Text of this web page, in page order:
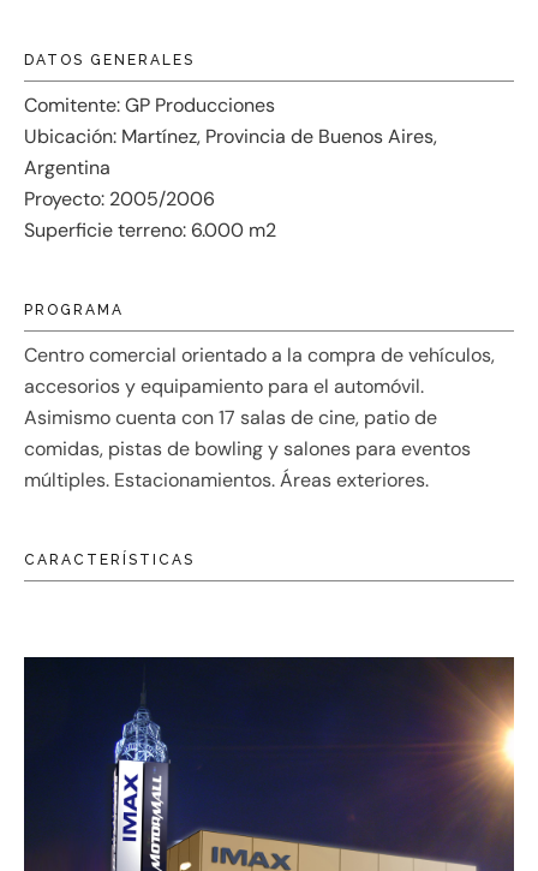
DATOS GENERALES
Comitente: GP Producciones
Ubicación: Martínez, Provincia de Buenos Aires,
Argentina
Proyecto: 2005/2006
Superficie terreno: 6.000 m2
PROGRAMA
Centro comercial orientado a la compra de vehículos,
accesorios y equipamiento para el automóvil.
Asimismo cuenta con 17 salas de cine, patio de
comidas, pistas de bowling y salones para eventos
múltiples. Estacionamientos. Áreas exteriores.
CARACTERÍSTICAS